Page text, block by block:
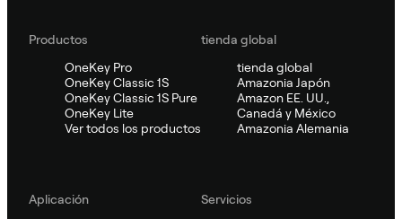
Productos
OneKey Pro
OneKey Classic 1S
OneKey Classic 1S Pure
OneKey Lite
Ver todos los productos
tienda global
tienda global
Amazonia Japón
Amazon EE. UU.,
Canadá y México
Amazonia Alemania
Aplicación
Servicios